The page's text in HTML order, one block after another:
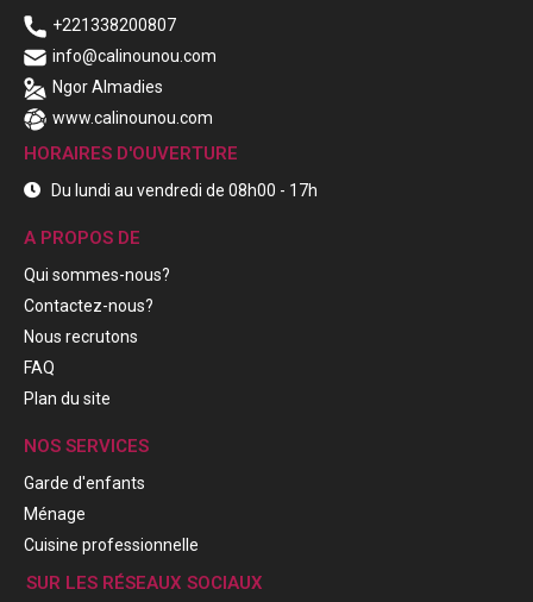
+221338200807
info@calinounou.com
Ngor Almadies
www.calinounou.com
HORAIRES D'OUVERTURE
Du lundi au vendredi de 08h00 - 17h
A PROPOS DE
Qui sommes-nous?
Contactez-nous?
Nous recrutons
FAQ
Plan du site
NOS SERVICES
Garde d'enfants
Ménage
Cuisine professionnelle
SUR LES RÉSEAUX SOCIAUX